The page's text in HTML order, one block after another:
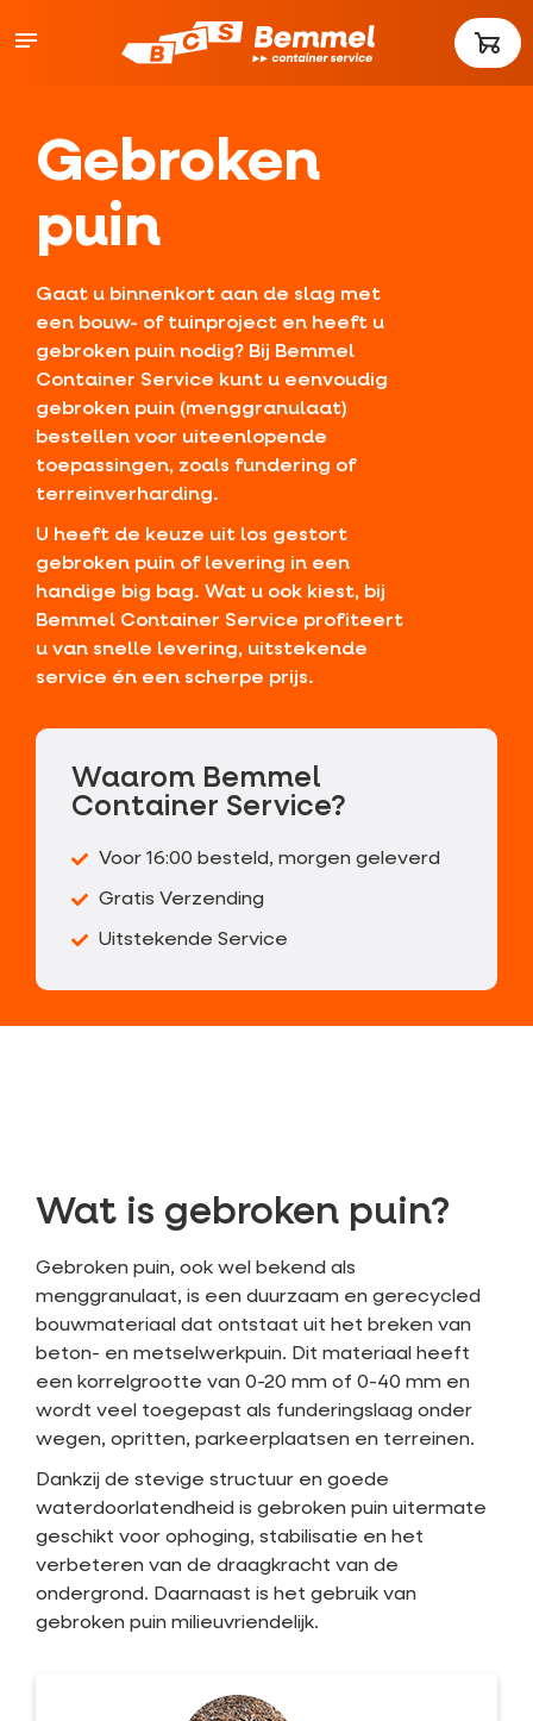
Gebroken
puin
Gaat u binnenkort aan de slag met
een bouw- of tuinproject en heeft u
gebroken puin nodig? Bij Bemmel
Container Service kunt u eenvoudig
gebroken puin (menggranulaat)
bestellen voor uiteenlopende
toepassingen, zoals fundering of
terreinverharding.
U heeft de keuze uit los gestort
gebroken puin of levering in een
handige big bag. Wat u ook kiest, bij
Bemmel Container Service profiteert
u van snelle levering, uitstekende
service én een scherpe prijs.
Waarom Bemmel
Container Service?
Voor 16:00 besteld, morgen geleverd
Gratis Verzending
Uitstekende Service
Wat is gebroken puin?
Gebroken puin, ook wel bekend als
menggranulaat, is een duurzaam en gerecycled
bouwmateriaal dat ontstaat uit het breken van
beton- en metselwerkpuin. Dit materiaal heeft
een korrelgrootte van 0-20 mm of 0-40 mm en
wordt veel toegepast als funderingslaag onder
wegen, opritten, parkeerplaatsen en terreinen.
Dankzij de stevige structuur en goede
waterdoorlatendheid is gebroken puin uitermate
geschikt voor ophoging, stabilisatie en het
verbeteren van de draagkracht van de
ondergrond. Daarnaast is het gebruik van
gebroken puin milieuvriendelijk.